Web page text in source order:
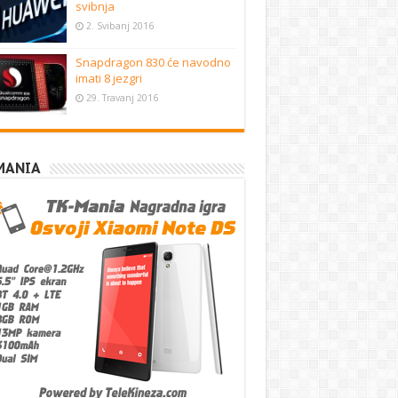
svibnja
2. Svibanj 2016
Snapdragon 830 će navodno
imati 8 jezgri
29. Travanj 2016